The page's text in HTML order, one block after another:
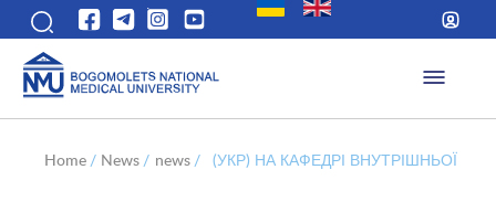
Home / News / news / (УКР) НА КАФЕДРІ ВНУТРІШНЬОЇ